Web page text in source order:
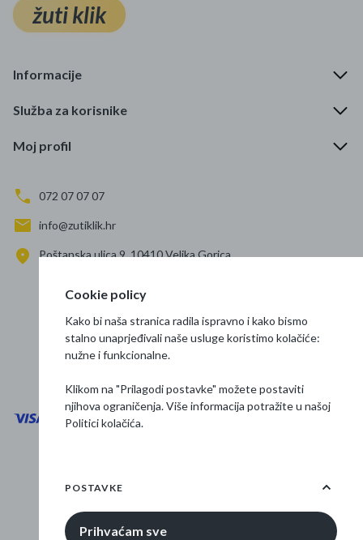
žuti klik
Informacije
Služba za korisnike
Moj profil
072 07 07 07
info@zutiklik.hr
Poštanska ulica 9, 10410 Velika Gorica
Prati nas
Osnovne informacije
Cookie policy
Kako bi naša stranica radila ispravno i kako bismo
stalno unaprjeđivali naše usluge koristimo kolačiće:
nužne i funkcionalne.
Klikom na "Prilagodi postavke" možete postaviti
njihova ograničenja. Više informacija potražite u našoj
Politici kolačića.
POSTAVKE
Prihvaćam sve